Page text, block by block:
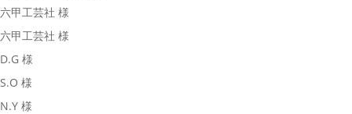
六甲工芸社 様
六甲工芸社 様
D.G 様
S.O 様
N.Y 様